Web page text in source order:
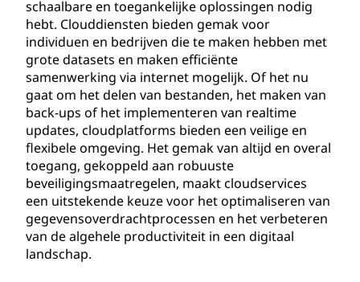
schaalbare en toegankelijke oplossingen nodig
hebt. Clouddiensten bieden gemak voor
individuen en bedrijven die te maken hebben met
grote datasets en maken efficiënte
samenwerking via internet mogelijk. Of het nu
gaat om het delen van bestanden, het maken van
back-ups of het implementeren van realtime
updates, cloudplatforms bieden een veilige en
flexibele omgeving. Het gemak van altijd en overal
toegang, gekoppeld aan robuuste
beveiligingsmaatregelen, maakt cloudservices
een uitstekende keuze voor het optimaliseren van
gegevensoverdrachtprocessen en het verbeteren
van de algehele productiviteit in een digitaal
landschap.